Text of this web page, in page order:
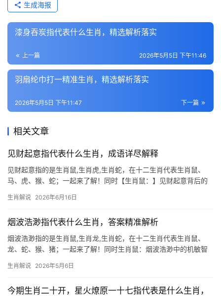
生成海报
漆身吞炭指代表什么生肖，精选解析落实
上一篇 2026年5月5日 下午11:46
羽扇纶巾打一精准生肖，精选解析落实
下一篇
2026年5月5日 下午11:47
相关文章
见财起意指代表什么生肖，成语详尽解释
见财起意指的是生肖鼠,生肖虎,生肖蛇，在十二生肖代表生肖鼠、
马、虎、猴、蛇；一起来了解！同时【生肖鼠：】见财起意背后的
肖鼠恰恰是此中典型，鼠目寸光、机敏狡黠的天性，使得他们面对
生肖解说 2026年6月16日
烟波浩渺指代表什么生肖，答案精准解析
烟波浩渺指的是生肖鼠,生肖龙,生肖蛇，在十二生肖代表生肖鼠、
龙、蛇、猴、猪；一起来了解！同时生肖鼠：烟波浩渺中的机敏智
如这迷蒙中的一盏明灯，鼠年出生之人，天生具备“见微知著”的本
生肖解说 2026年5月6日
今期生肖二十开，星火燎原一十七指代表是什么生肖，